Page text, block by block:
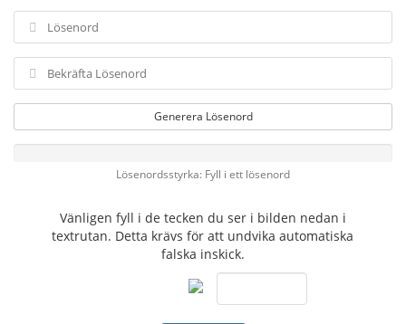
Generera Lösenord
Lösenordsstyrka: Fyll i ett lösenord
Vänligen fyll i de tecken du ser i bilden nedan i
textrutan. Detta krävs för att undvika automatiska
falska inskick.